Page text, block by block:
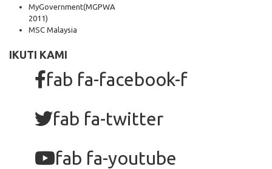
MyGovernment(MGPWA
2011)
MSC Malaysia
IKUTI KAMI
fab fa-facebook-f
fab fa-twitter
fab fa-youtube